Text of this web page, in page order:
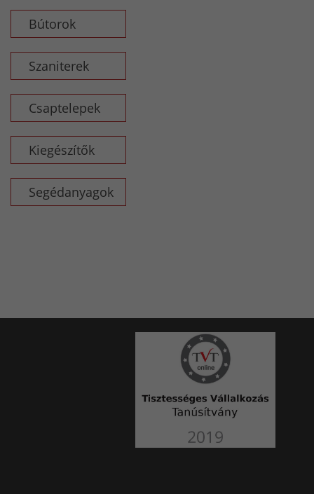
Bútorok
Szaniterek
Csaptelepek
Kiegészítők
Segédanyagok